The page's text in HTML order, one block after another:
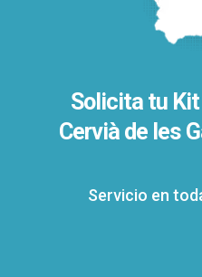
Solicita tu
Cervià de les
Servicio en